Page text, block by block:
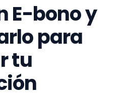
E-bono y
para
tu